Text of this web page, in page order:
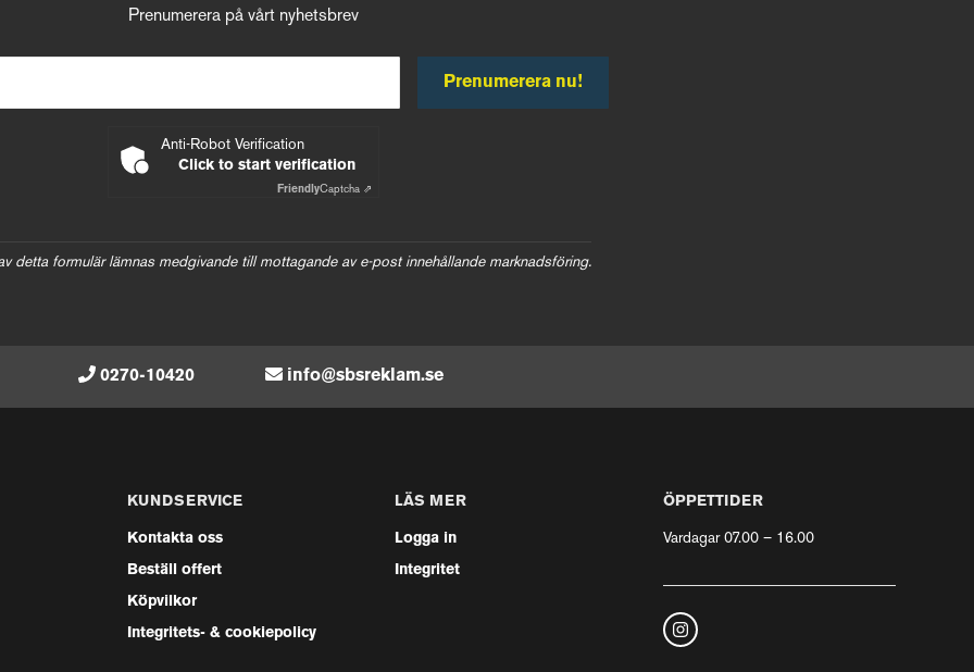
Prenumerera på vårt nyhetsbrev
Prenumerera nu!
Anti-Robot Verification
Click to start verification
FriendlyCaptcha ⇗
detta formulär lämnas medgivande till mottagande av e-post innehållande marknadsföring.
0270-10420 info@sbsreklam.se
KUNDSERVICE
Kontakta oss
Beställ offert
Köpvilkor
Integritets- & cookiepolicy
LÄS MER
Logga in
Integritet
ÖPPETTIDER
Vardagar 07.00 – 16.00